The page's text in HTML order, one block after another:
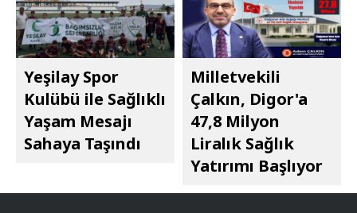
Yeşilay Spor
Kulübü ile Sağlıklı
Yaşam Mesajı
Sahaya Taşındı
Milletvekili
Çalkın, Digor'a
47,8 Milyon
Liralık Sağlık
Yatırımı Başlıyor